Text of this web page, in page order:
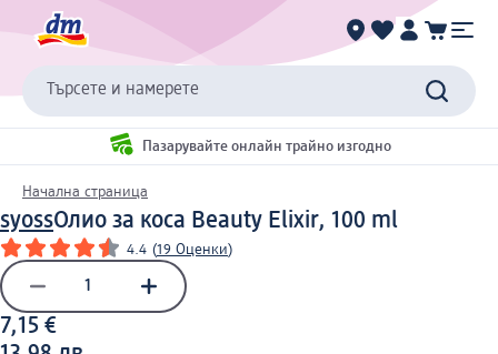
Търсете и намерете
Пазарувайте онлайн трайно изгодно
Начална страница
syossОлио за коса Beauty Elixir, 100 ml
4.4 (19 Оценки)
7,15 €